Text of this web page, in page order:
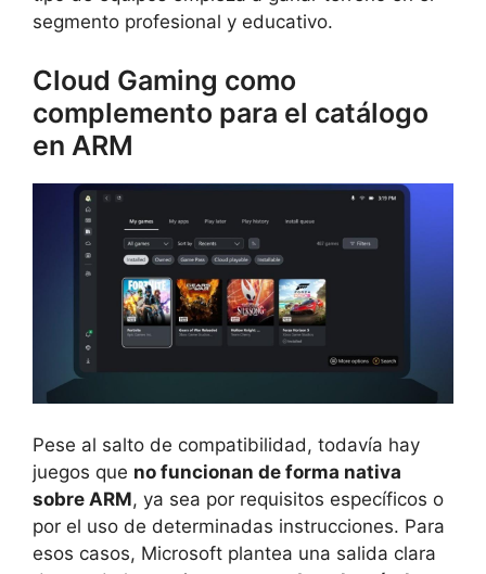
segmento profesional y educativo.
Cloud Gaming como
complemento para el catálogo
en ARM
Pese al salto de compatibilidad, todavía hay
juegos que no funcionan de forma nativa
sobre ARM, ya sea por requisitos específicos o
por el uso de determinadas instrucciones. Para
esos casos, Microsoft plantea una salida clara